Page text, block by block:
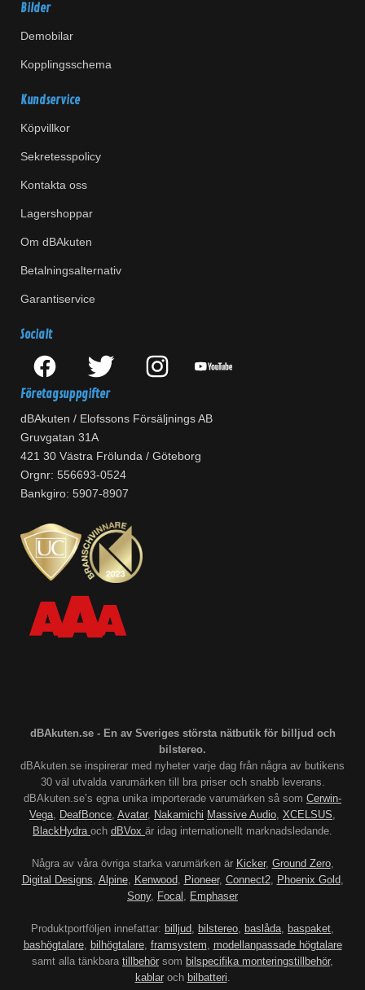
Bilder
Demobilar
Kopplingsschema
Kundservice
Köpvillkor
Sekretesspolicy
Kontakta oss
Lagershoppar
Om dBAkuten
Betalningsalternativ
Garantiservice
Socialt
Företagsuppgifter
dBAkuten / Elofssons Försäljnings AB
Gruvgatan 31A
421 30 Västra Frölunda / Göteborg
Orgnr: 556693-0524
Bankgiro: 5907-8907
dBAkuten.se - En av Sveriges största nätbutik för billjud och
bilstereo.
dBAkuten.se inspirerar med nyheter varje dag från några av butikens
30 väl utvalda varumärken till bra priser och snabb leverans.
dBAkuten.se’s egna unika importerade varumärken så som Cerwin-
Vega DeafBonce Avatar, Nakamichi Massive Audio XCELSUS
BlackHydra och dBVox är idag internationellt marknadsledande.
Några av våra övriga starka varumärken är Kicker, Ground Zero,
Digital Designs Alpine, Kenwood, Pioneer, Connect2, Phoenix Gold,
Sony, Focal Emphaser
Produktportföljen innefattar: billjud bilstereo baslåda baspaket
bashögtalare, bilhögtalare, framsystem
modellanpassade högtalare
samt alla tänkbara tillbehör som bilspecifika monteringstillbehör,
kablaroch bilbatteri